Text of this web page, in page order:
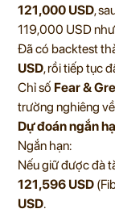
121,000 USD,
119,000 USD
Đã có backtest
USD, rồi tiếp tục
Chỉ số Fear &
trường nghiêng
Dự đoán ngắn
Ngắn hạn:
Nếu giữ được đà
121,596 USD
USD.